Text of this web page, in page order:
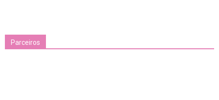
Parceiros